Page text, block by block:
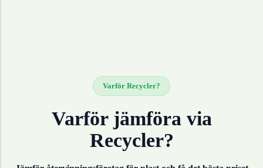
Varför Recycler?
Varför jämföra via
Recycler?